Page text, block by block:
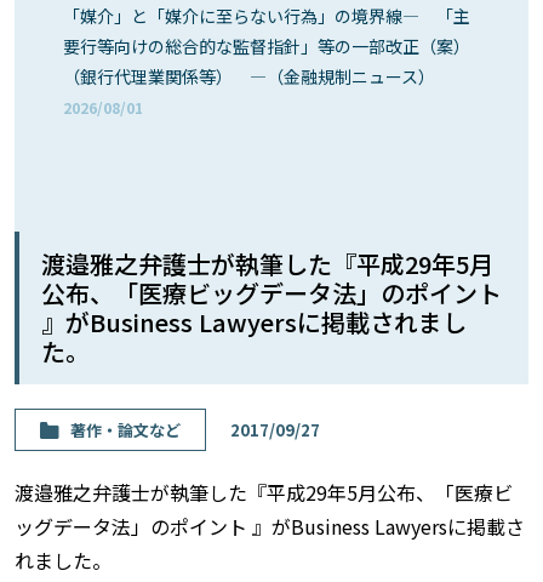
「媒介」と「媒介に至らない行為」の境界線― 「主
要行等向けの総合的な監督指針」等の一部改正（案）
（銀行代理業関係等） ―（金融規制ニュース）
2026/08/01
渡邉雅之弁護士が執筆した『平成29年5月
公布、「医療ビッグデータ法」のポイント
』がBusiness Lawyersに掲載されまし
た。
著作・論⽂など 2017/09/27
渡邉雅之弁護士が執筆した『平成29年5月公布、「医療ビ
ッグデータ法」のポイント 』がBusiness Lawyersに掲載さ
れました。